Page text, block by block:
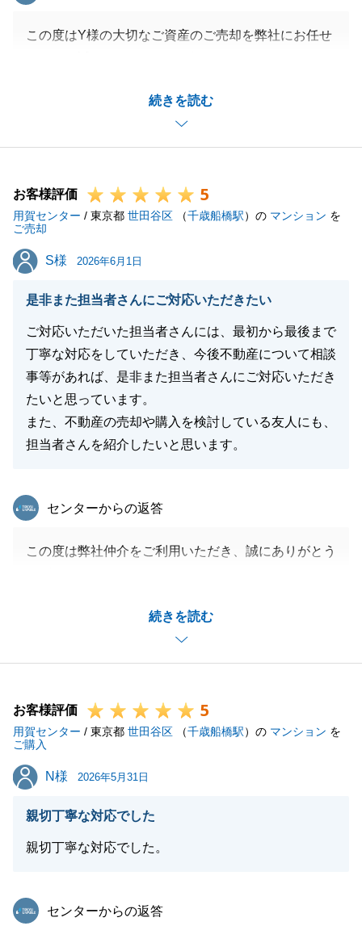
続きを読む
この度はY様の大切なご資産のご売却を弊社にお任せ
ご相談から売買契約まで短い期間ではございました
が、迅速なご対応やご連絡をいただき誠にありがとう
ございました。
のご調整もご対応いただけましたおかげで、無事にお
取引を完了することが出来ました。
もし不動産でお困りのことがあればお気軽にご連絡下
さい。
ます。
閉じる
お客様評価 5
用賀センター / 東京都 世田谷区 （千歳船橋駅）の マンション を
ご売却
S様
S様 2026年6月1日
是非また担当者さんにご対応いただきたい
ご対応いただいた担当者さんには、最初から最後まで
丁寧な対応をしていただき、今後不動産について相談
事等があれば、是非また担当者さんにご対応いただき
たいと思っています。
また、不動産の売却や購入を検討している友人にも、
担当者さんを紹介したいと思います。
続きを読む
東急リバブル
センターからの返答
この度は弊社仲介をご利用いただき、誠にありがとう
き締まる思いでございます。
S様にはいつも丁寧かつ迅速にご対応いただき、大変
助かりました。
出来ました。
今後も何かお困り事がございましたら、是非ご連絡下
さい。
引き続き何卒よろしくお願いいたします。
お客様評価 5
用賀センター / 東京都 世田谷区 （千歳船橋駅）の マンション を
ご購入
N様
N様 2026年5月31日
親切丁寧な対応でした
親切丁寧な対応でした。
東急リバブル
センターからの返答